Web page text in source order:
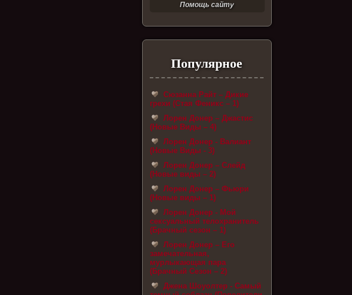
Помощь сайту
Популярное
Сюзанна Райт – Дикие
грехи (Стая Феникс – 1)
Лорен Донер – Джастис
(Новые Виды – 4)
Лорен Донер - Валиант
(Новые Виды - 3)
Лорен Донер – Слейд
(Новые виды – 2)
Лорен Донер – Фьюри
(Новые виды – 1)
Лорен Донер - Мой
сексуальный телохранитель
(Брачный сезон – 1)
Лорен Донер – Его
замечательная,
мурлыкающая пара
(Брачный Сезон – 2)
Джена Шоуолтер - Самый